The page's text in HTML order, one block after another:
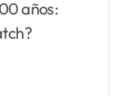
años: